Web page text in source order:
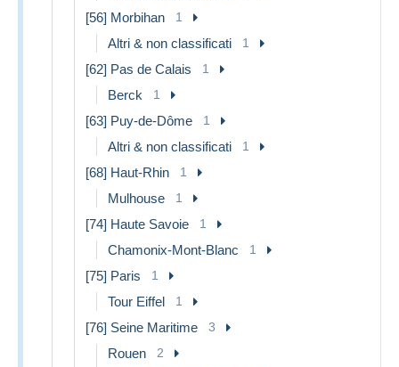
[56] Morbihan 1
Altri & non classificati 1
[62] Pas de Calais 1
Berck 1
[63] Puy-de-Dôme 1
Altri & non classificati 1
[68] Haut-Rhin 1
Mulhouse 1
[74] Haute Savoie 1
Chamonix-Mont-Blanc 1
[75] Paris 1
Tour Eiffel 1
[76] Seine Maritime 3
Rouen 2